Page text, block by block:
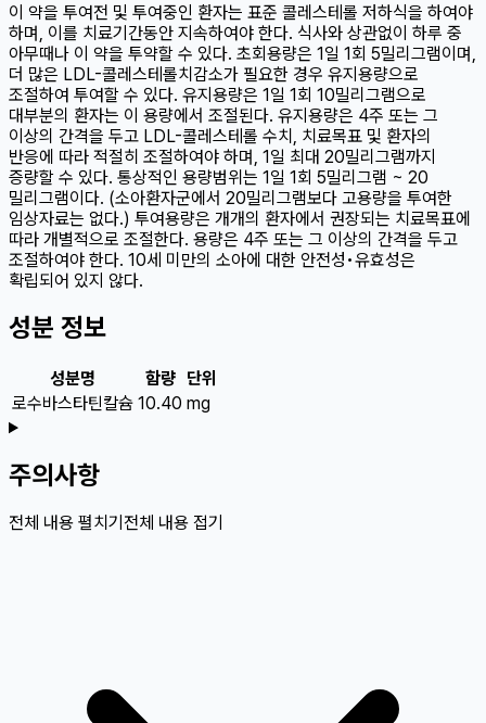
이 약을 투여전 및 투여중인 환자는 표준 콜레스테롤 저하식을 하여야
하며, 이를 치료기간동안 지속하여야 한다. 식사와 상관없이 하루 중
아무때나 이 약을 투약할 수 있다. 초회용량은 1일 1회 5밀리그램이며,
더 많은 LDL-콜레스테롤치감소가 필요한 경우 유지용량으로
조절하여 투여할 수 있다. 유지용량은 1일 1회 10밀리그램으로
대부분의 환자는 이 용량에서 조절된다. 유지용량은 4주 또는 그
이상의 간격을 두고 LDL-콜레스테롤 수치, 치료목표 및 환자의
반응에 따라 적절히 조절하여야 하며, 1일 최대 20밀리그램까지
증량할 수 있다. 통상적인 용량범위는 1일 1회 5밀리그램 ~ 20
밀리그램이다. (소아환자군에서 20밀리그램보다 고용량을 투여한
임상자료는 없다.) 투여용량은 개개의 환자에서 권장되는 치료목표에
따라 개별적으로 조절한다. 용량은 4주 또는 그 이상의 간격을 두고
조절하여야 한다. 10세 미만의 소아에 대한 안전성•유효성은
확립되어 있지 않다.
성분 정보
성분명 함량
단위
로수바스타틴칼슘 10.40 mg
주의사항
전체 내용 펼치기전체 내용 접기